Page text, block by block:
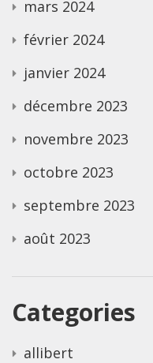
mars 2024
février 2024
janvier 2024
décembre 2023
novembre 2023
octobre 2023
septembre 2023
août 2023
Categories
allibert